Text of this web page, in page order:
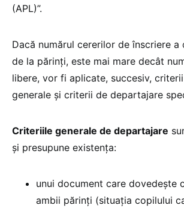
(APL)”.
Dacă numărul cererilor de înscriere
de la părinți, este mai mare decât
libere, vor fi aplicate, succesiv,
generale și criterii de departajare
Criteriile generale de departajare
și presupune existența:
unui document care dovedește
ambii părinți (situația copilului